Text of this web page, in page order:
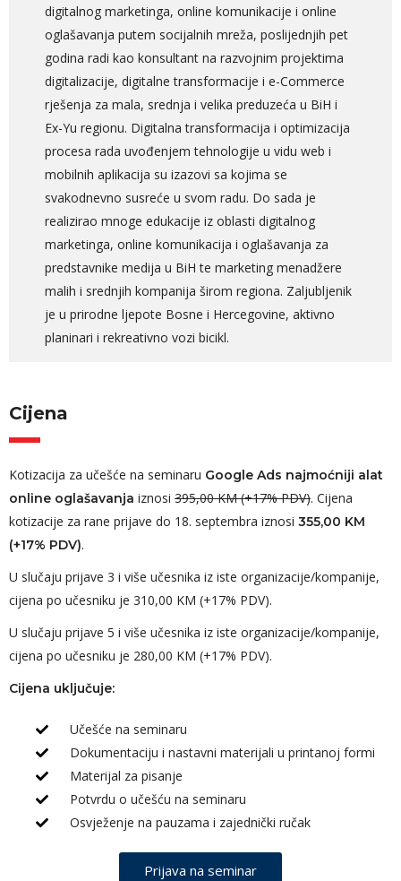
digitalnog marketinga, online komunikacije i online
oglašavanja putem socijalnih mreža, poslijednjih pet
godina radi kao konsultant na razvojnim projektima
digitalizacije, digitalne transformacije i e-Commerce
rješenja za mala, srednja i velika preduzeća u BiH i
Ex-Yu regionu. Digitalna transformacija i optimizacija
procesa rada uvođenjem tehnologije u vidu web i
mobilnih aplikacija su izazovi sa kojima se
svakodnevno susreće u svom radu. Do sada je
realizirao mnoge edukacije iz oblasti digitalnog
marketinga, online komunikacija i oglašavanja za
predstavnike medija u BiH te marketing menadžere
malih i srednjih kompanija širom regiona. Zaljubljenik
je u prirodne ljepote Bosne i Hercegovine, aktivno
planinari i rekreativno vozi bicikl.
Cijena
Kotizacija za učešće na seminaru Google Ads najmoćniji alat
online oglašavanja iznosi 395,00 KM (+17% PDV). Cijena
kotizacije za rane prijave do 18. septembra iznosi 355,00 KM
(+17% PDV).
U slučaju prijave 3 i više učesnika iz iste organizacije/kompanije,
cijena po učesniku je 310,00 KM (+17% PDV).
U slučaju prijave 5 i više učesnika iz iste organizacije/kompanije,
cijena po učesniku je 280,00 KM (+17% PDV).
Cijena uključuje:
Učešće na seminaru
Dokumentaciju i nastavni materijali u printanoj formi
Materijal za pisanje
Potvrdu o učešću na seminaru
Osvježenje na pauzama i zajednički ručak
Prijava na seminar